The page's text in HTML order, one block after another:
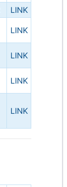
LINK
LINK
LINK
LINK
LINK